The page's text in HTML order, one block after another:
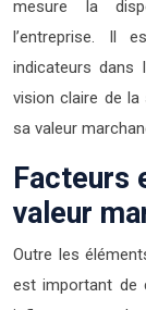
mesure la
l’entreprise. Il
indicateurs dans
vision claire de la
sa valeur
Facteurs
valeur
Outre les
est important de